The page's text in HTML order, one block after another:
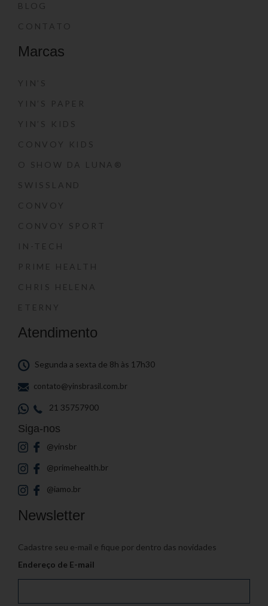
BLOG
CONTATO
Marcas
YIN’S
YIN’S PAPER
YIN’S KIDS
CONVOY KIDS
O SHOW DA LUNA®
SWISSLAND
CONVOY
CONVOY SPORT
IN-TECH
PRIME HEALTH
CHRIS HELENA
ETERNY
Atendimento
Segunda a sexta de 8h às 17h30
contato@yinsbrasil.com.br
21 35757900
Siga-nos
@yinsbr
@primehealth.br
@iamo.br
Newsletter
Cadastre seu e-mail e fique por dentro das novidades
Endereço de E-mail